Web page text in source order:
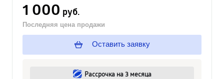
1 000 руб.
Последняя цена продажи
Оставить заявку
Рассрочка на 3 месяца